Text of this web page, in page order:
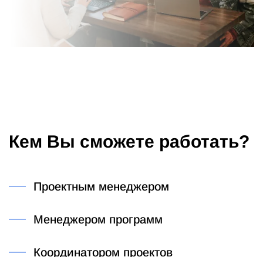
Кем Вы сможете работать?
Проектным менеджером
Менеджером программ
Координатором проектов